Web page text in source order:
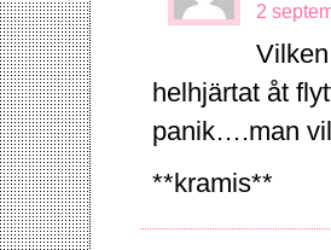
2
helhjärtat åt
panik….man
**kramis**